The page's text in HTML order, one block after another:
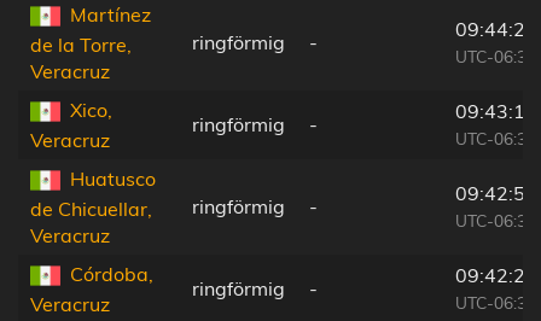
Martínez
de la Torre,
Veracruz
ringförmig -
09:44:23
UTC-06:36
Xico,
Veracruz
ringförmig -
09:43:16
UTC-06:36
Huatusco
de Chicuellar,
Veracruz
ringförmig -
09:42:50
UTC-06:36
Córdoba,
Veracruz
ringförmig -
09:42:25
UTC-06:36